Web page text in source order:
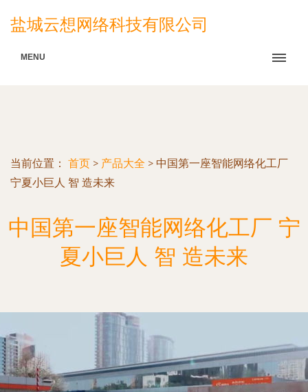
盐城云想网络科技有限公司
MENU
当前位置： 首页 > 产品大全 > 中国第一座智能网络化工厂
宁夏小巨人 智 造未来
中国第一座智能网络化工厂 宁
夏小巨人 智 造未来